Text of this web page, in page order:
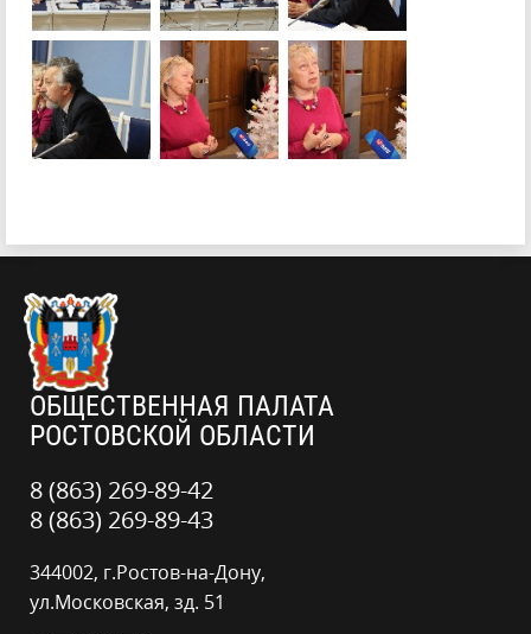
ОБЩЕСТВЕННАЯ ПАЛАТА
РОСТОВСКОЙ ОБЛАСТИ
8 (863) 269-89-42
8 (863) 269-89-43
344002, г.Ростов-на-Дону,
ул.Московская, зд. 51